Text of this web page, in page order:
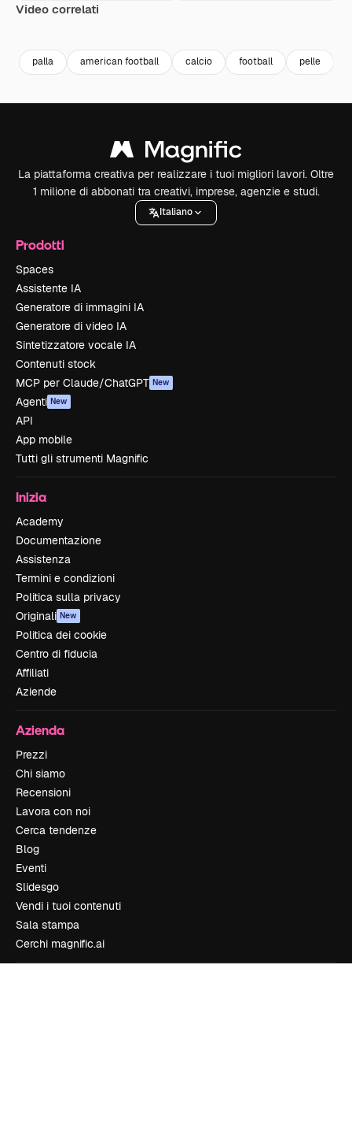
Video correlati
palla american football calcio football pelle
La piattaforma creativa per realizzare i tuoi migliori lavori. Oltre
1 milione di abbonati tra creativi, imprese, agenzie e studi.
Italiano
Prodotti
Spaces
Assistente IA
Generatore di immagini IA
Generatore di video IA
Sintetizzatore vocale IA
Contenuti stock
MCP per Claude/ChatGPT New
Agenti New
API
App mobile
Tutti gli strumenti Magnific
Inizia
Academy
Documentazione
Assistenza
Termini e condizioni
Politica sulla privacy
Originali New
Politica dei cookie
Centro di fiducia
Affiliati
Aziende
Azienda
Prezzi
Chi siamo
Recensioni
Lavora con noi
Cerca tendenze
Blog
Eventi
Slidesgo
Vendi i tuoi contenuti
Sala stampa
Cerchi magnific.ai